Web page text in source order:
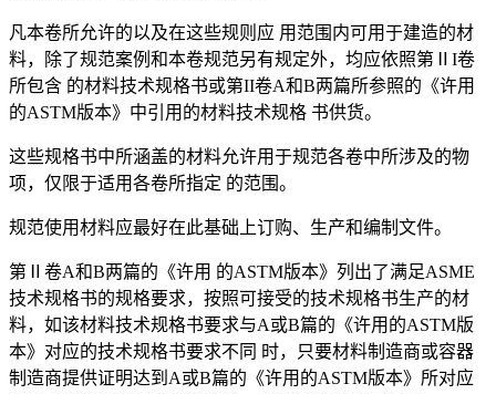
凡本卷所允许的以及在这些规则应 用范围内可用于建造的材
料，除了规范案例和本卷规范另有规定外，均应依照第ⅡI卷
所包含 的材料技术规格书或第II卷A和B两篇所参照的《许用
的ASTM版本》中引用的材料技术规格 书供货。
这些规格书中所涵盖的材料允许用于规范各卷中所涉及的物
项，仅限于适用各卷所指定 的范围。
规范使用材料应最好在此基础上订购、生产和编制文件。
第Ⅱ卷A和B两篇的《许用 的ASTM版本》列出了满足ASME
技术规格书的规格要求，按照可接受的技术规格书生产的材
料，如该材料技术规格书要求与A或B篇的《许用的ASTM版
本》对应的技术规格书要求不同 时，只要材料制造商或容器
制造商提供证明达到A或B篇的《许用的ASTM版本》所对应